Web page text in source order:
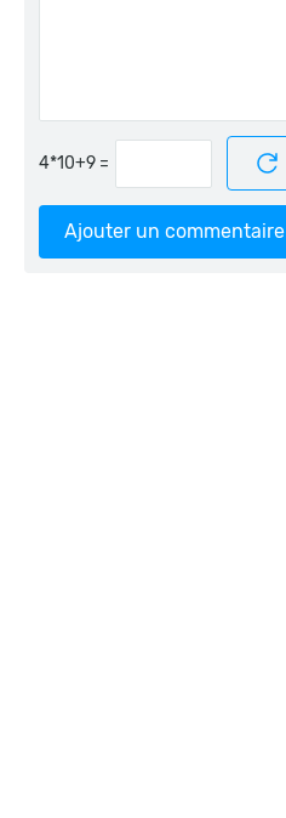
=
Ajouter un commentaire